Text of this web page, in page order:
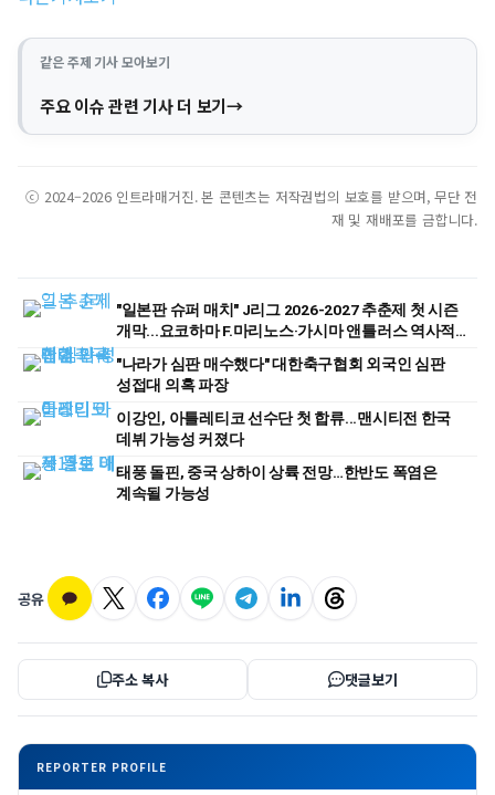
같은 주제 기사 모아보기
주요 이슈 관련 기사 더 보기
ⓒ 2024–2026 인트라매거진. 본 콘텐츠는 저작권법의 보호를 받으며, 무단 전
재 및 재배포를 금합니다.
"일본판 슈퍼 매치" J리그 2026-2027 추춘제 첫 시즌
개막...요코하마 F.마리노스·가시마 앤틀러스 역사적
"나라가 심판 매수했다" 대한축구협회 외국인 심판
성접대 의혹 파장
이강인, 아틀레티코 선수단 첫 합류...맨시티전 한국
데뷔 가능성 커졌다
태풍 돌핀, 중국 상하이 상륙 전망…한반도 폭염은
계속될 가능성
공유
주소 복사 댓글보기
REPORTER PROFILE